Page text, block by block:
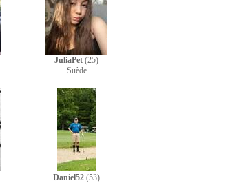
JuliaPet (25)
Suède
Daniel52 (53)